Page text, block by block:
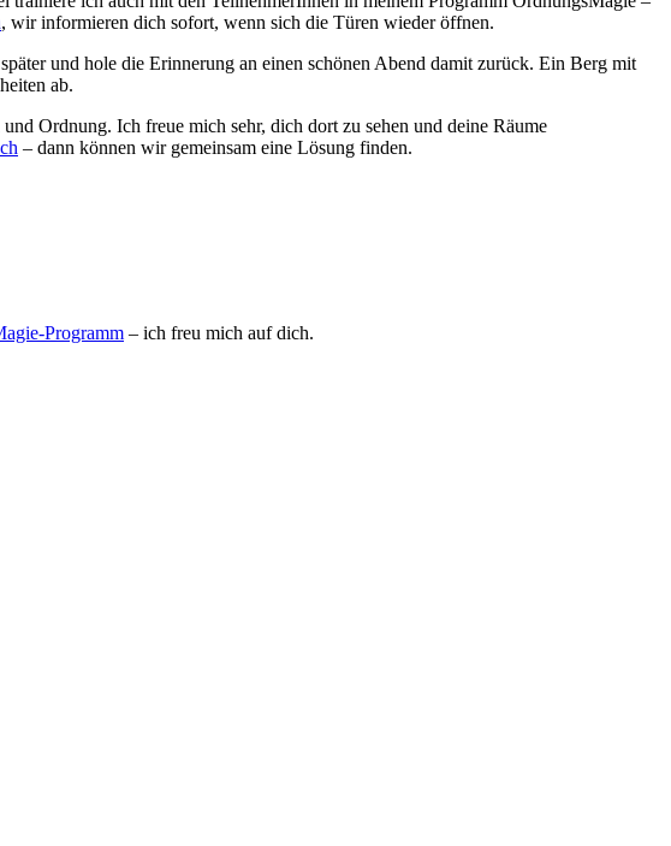
, wir informieren dich sofort, wenn sich die Türen wieder öffnen.
und hole die Erinnerung an einen schönen Abend damit zurück. Ein Berg mit
ab.
Ordnung. Ich freue mich sehr, dich dort zu sehen und deine Räume
– dann können wir gemeinsam eine Lösung finden.
Programm – ich freu mich auf dich.